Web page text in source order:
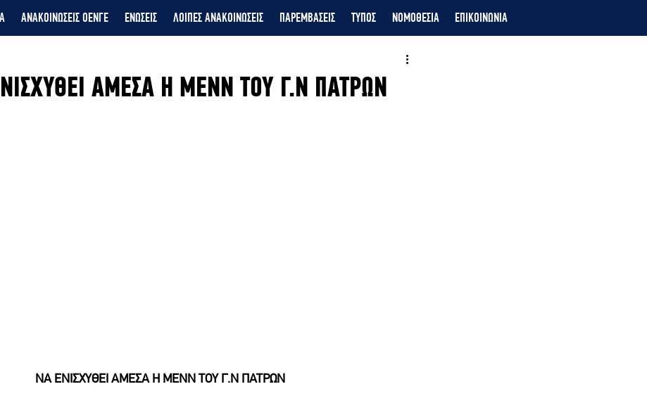
ΑΝΑΚΟΙΝΩΣΕΙΣ ΟΕΝΓΕ ΕΝΩΣΕΙΣ ΛΟΙΠΕΣ ΑΝΑΚΟΙΝΩΣΕΙΣ ΠΑΡΕΜΒΑΣΕΙΣ ΤΥΠΟΣ ΝΟΜΟΘΕΣΙΑ ΕΠΙΚΟΙΝΩΝΙΑ
ΑΜΕΣΑ Η ΜΕΝΝ ΤΟΥ Γ.Ν ΠΑΤΡΩΝ
ΝΑ ΕΝΙΣΧΥΘΕΙ ΑΜΕΣΑ Η ΜΕΝΝ ΤΟΥ Γ.Ν ΠΑΤΡΩΝ